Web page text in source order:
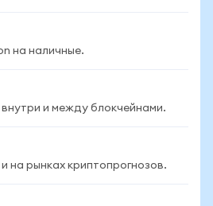
на наличные.
внутри и между блокчейнами.
и на рынках криптопрогнозов.